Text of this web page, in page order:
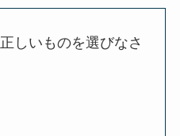
しいものを選びなさ